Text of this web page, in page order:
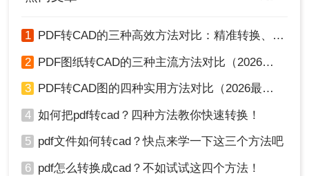
3、点击“开始转换”然后等待即可。
1 PDF转CAD的三种高效方法对比：精准转换、可编辑、保图层！
2 PDF图纸转CAD的三种主流方法对比（2026实用版）：选对工具效率翻倍！
3 PDF转CAD图的四种实用方法对比（2026最新版）：按需选择，效率至上！
4 如何把pdf转cad？四种方法教你快速转换！
5 pdf文件如何转cad？快点来学一下这三个方法吧
6 pdf怎么转换成cad？不如试试这四个方法！